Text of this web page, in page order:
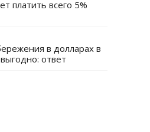
платить всего 5%
в долларах в
ответ